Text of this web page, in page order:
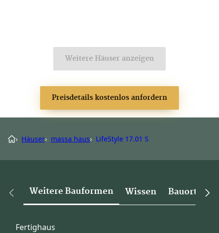
Weitere Häuser anzeigen
Preisdetails kostenlos anfordern
› Häuser› massa haus› LifeStyle 17.01 S
Weitere Bauformen Wissen Bauorte
Fertighaus